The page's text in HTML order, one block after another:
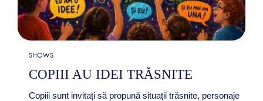
SHOWS
COPIII AU IDEI TRĂSNITE
Copiii sunt invitați să propună situații trăsnite, personaje